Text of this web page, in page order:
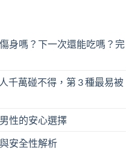
身嗎？下一次還能吃嗎？完
千萬碰不得，第 3 種最易被
性的安心選擇
安全性解析